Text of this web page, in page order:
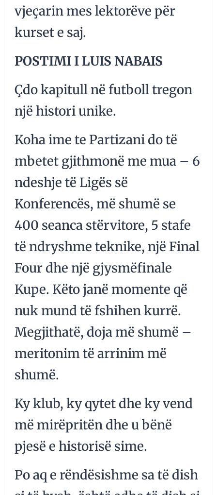
vjeçarin mes lektorëve për
kurset e saj.
POSTIMI I LUIS NABAIS
Çdo kapitull në futboll tregon
një histori unike.
Koha ime te Partizani do të
mbetet gjithmonë me mua – 6
ndeshje të Ligës së
Konferencës, më shumë se
400 seanca stërvitore, 5 stafe
të ndryshme teknike, një Final
Four dhe një gjysmëfinale
Kupe. Këto janë momente që
nuk mund të fshihen kurrë.
Megjithatë, doja më shumë –
meritonim të arrinim më
shumë.
Ky klub, ky qytet dhe ky vend
më mirëpritën dhe u bënë
pjesë e historisë sime.
Po aq e rëndësishme sa të dish